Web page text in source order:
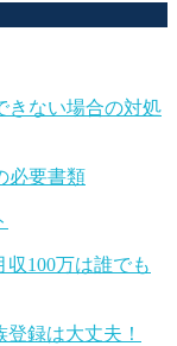
きない場合の対処
必要書類
100万は誰でも
録は大丈夫！